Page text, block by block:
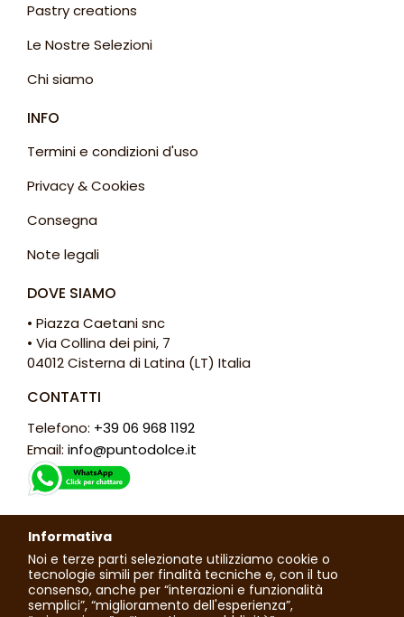
Pastry creations
Le Nostre Selezioni
Chi siamo
INFO
Termini e condizioni d'uso
Privacy & Cookies
Consegna
Note legali
DOVE SIAMO
• Piazza Caetani snc
• Via Collina dei pini, 7
04012 Cisterna di Latina (LT) Italia
CONTATTI
Telefono: +39 06 968 1192
Email: info@puntodolce.it
ORARI
Lunedì: chiuso
Martedì - Sabato: 7:30 - 13:00 / 16:00 - 20:00
Domenica: 7:30 - 13:30
Informativa
Noi e terze parti selezionate utilizziamo cookie o
tecnologie simili per finalità tecniche e, con il tuo
consenso, anche per “interazioni e funzionalità
semplici”, “miglioramento dell'esperienza”,